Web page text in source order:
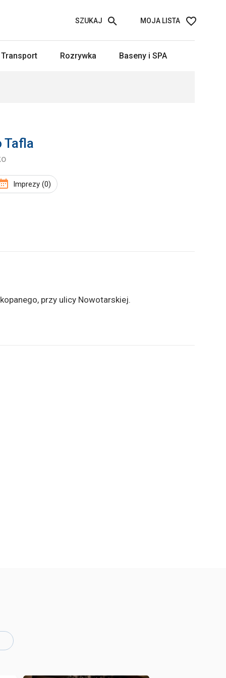
MOJA LISTA
SZUKAJ
Transport Rozrywka Baseny i SPA
Tafla
Imprezy (0)
przy ulicy Nowotarskiej.